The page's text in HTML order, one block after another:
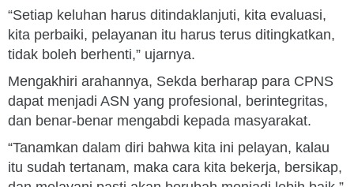
“Setiap keluhan harus ditindaklanjuti, kita evaluasi,
kita perbaiki, pelayanan itu harus terus ditingkatkan,
tidak boleh berhenti,” ujarnya.
Mengakhiri arahannya, Sekda berharap para CPNS
dapat menjadi ASN yang profesional, berintegritas,
dan benar-benar mengabdi kepada masyarakat.
“Tanamkan dalam diri bahwa kita ini pelayan, kalau
itu sudah tertanam, maka cara kita bekerja, bersikap,